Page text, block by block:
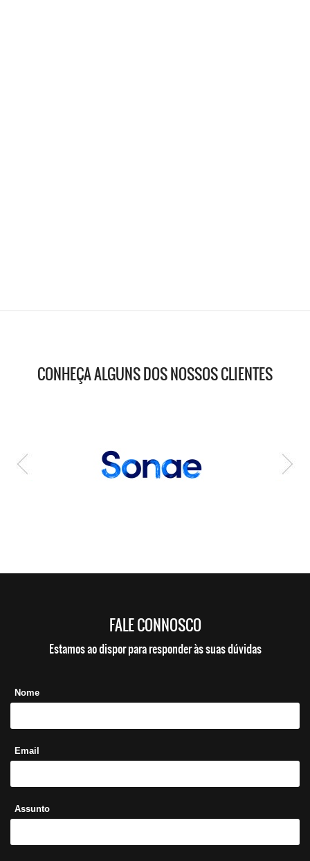
CONHEÇA ALGUNS DOS NOSSOS CLIENTES
FALE CONNOSCO
Estamos ao dispor para responder às suas dúvidas
Nome
Email
Assunto